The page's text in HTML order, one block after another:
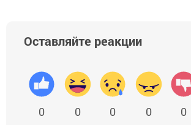
Оставляйте реакции
0 0 0 0 0